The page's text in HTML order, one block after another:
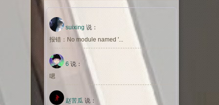
suixing 说：
报错：No module named '...
6 说：
嗯
赵苦瓜 说：